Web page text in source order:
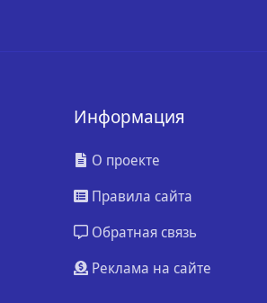
Информация
О проекте
Правила сайта
Обратная связь
Реклама на сайте